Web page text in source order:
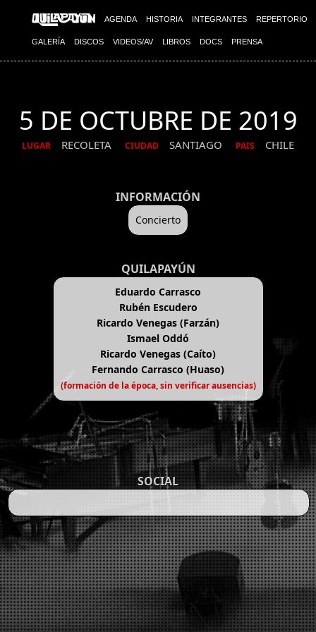
AGENDA HISTORIA INTEGRANTES REPERTORIO
GALERÍA DISCOS VIDEOS/AV LIBROS DOCS PRENSA
5 DE OCTUBRE DE 2019
LUGAR RECOLETA CIUDAD SANTIAGO PAIS CHILE
INFORMACIÓN
Concierto
QUILAPAYÚN
Eduardo Carrasco
Rubén Escudero
Ricardo Venegas (Farzán)
Ismael Oddó
Ricardo Venegas (Caíto)
Fernando Carrasco (Huaso)
(formación de la época, sin verificar ausencias)
SOCIAL